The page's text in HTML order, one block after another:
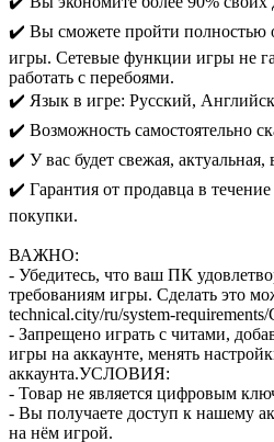
✔️ Вы сможете пройти полностью
игры. Сетевые функции игры не
работать с перебоями.
✔️ Язык в игре: Русский,
✔️ Возможность самостоятельно
✔️ У вас будет свежая, актуальная,
✔️ Гарантия от продавца в
покупки.
ВАЖНО:
- Убедитесь, что ваш ПК
требованиям игры. Сделать это
technical.city/ru/system-
- Запрещено играть с читами,
игры на аккаунте, менять
аккаунта.УСЛОВИЯ:
- Товар не является цифровым
- Вы получаете доступ к нашему
на нём игрой.